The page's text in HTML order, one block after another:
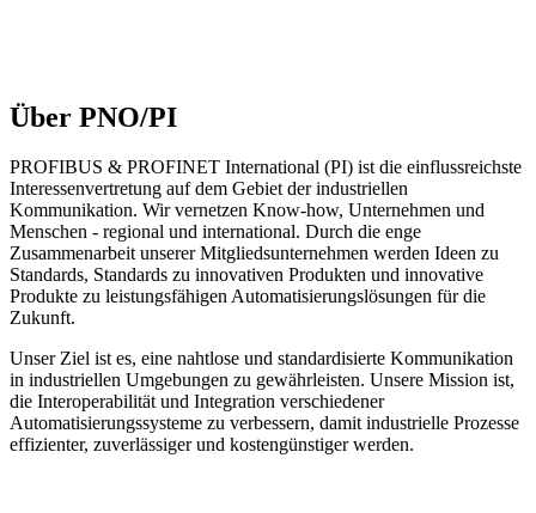
Über PNO/PI
PROFIBUS & PROFINET International (PI) ist die einflussreichste
Interessenvertretung auf dem Gebiet der industriellen
Kommunikation. Wir vernetzen Know-how, Unternehmen und
Menschen - regional und international. Durch die enge
Zusammenarbeit unserer Mitgliedsunternehmen werden Ideen zu
Standards, Standards zu innovativen Produkten und innovative
Produkte zu leistungsfähigen Automatisierungslösungen für die
Zukunft.
Unser Ziel ist es, eine nahtlose und standardisierte Kommunikation
in industriellen Umgebungen zu gewährleisten. Unsere Mission ist,
die Interoperabilität und Integration verschiedener
Automatisierungssysteme zu verbessern, damit industrielle Prozesse
effizienter, zuverlässiger und kostengünstiger werden.